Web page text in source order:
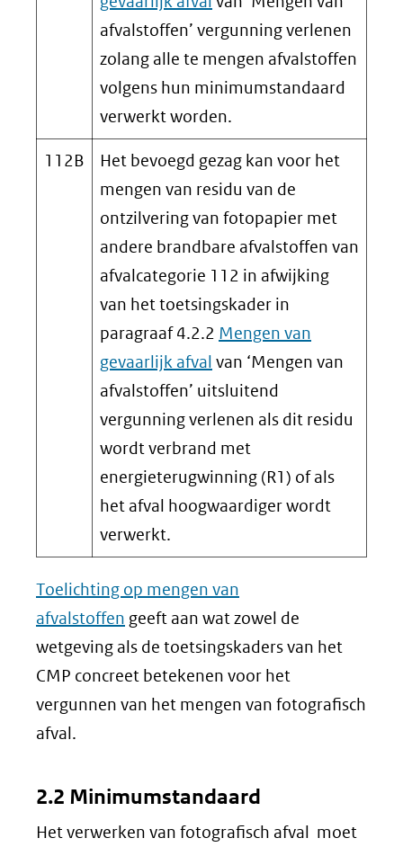
afvalstoffen’ vergunning verlenen
zolang alle te mengen afvalstoffen
volgens hun minimumstandaard
verwerkt worden.
112B
Het bevoegd gezag kan voor het
mengen van residu van de
ontzilvering van fotopapier met
andere brandbare afvalstoffen van
afvalcategorie 112 in afwijking
van het toetsingskader in
paragraaf 4.2.2 Mengen van
gevaarlijk afval van ‘Mengen van
afvalstoffen’ uitsluitend
vergunning verlenen als dit residu
wordt verbrand met
energieterugwinning (R1) of als
het afval hoogwaardiger wordt
verwerkt.
Toelichting op mengen van
afvalstoffen geeft aan wat zowel de
wetgeving als de toetsingskaders van het
CMP concreet betekenen voor het
vergunnen van het mengen van fotografisch
afval.
2.2 Minimumstandaard
Het verwerken van fotografisch afval moet